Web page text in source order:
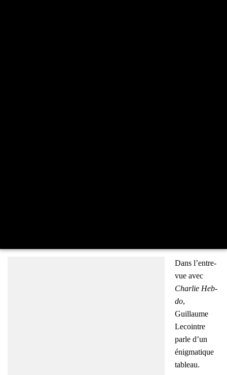
Dans l’en­tre­
vue avec
Char­lie Heb­
do,
Guillaume
Lecointre
parle d’un
énig­ma­tique
tableau.